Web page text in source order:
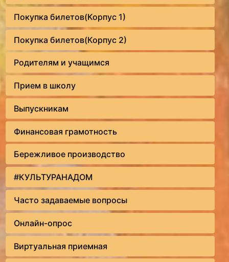
Покупка билетов(Корпус 1)
Покупка билетов(Корпус 2)
Родителям и учащимся
Прием в школу
Выпускникам
Финансовая грамотность
Бережливое производство
#КУЛЬТУРАНАДОМ
Часто задаваемые вопросы
Онлайн-опрос
Виртуальная приемная